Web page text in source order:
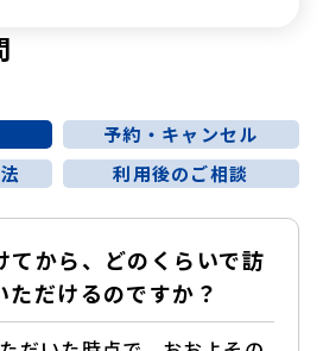
予約・キャンセル
利用後のご相談
てから、どのくらいで訪
ただけるのですか？